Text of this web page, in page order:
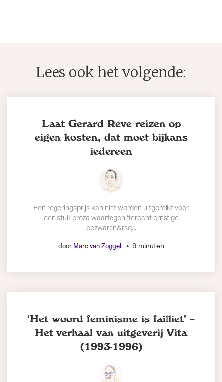
Lees ook het volgende:
Laat Gerard Reve reizen op
eigen kosten, dat moet bijkans
iedereen
Een regeringsprijs kan niet worden uitgereikt voor
een stuk proza waartegen ‘terecht ernstige
bezwaren&rsq...
door Marc van Zoggel 9 minuten
‘Het woord feminisme is failliet’ –
Het verhaal van uitgeverij Vita
(1993-1996)